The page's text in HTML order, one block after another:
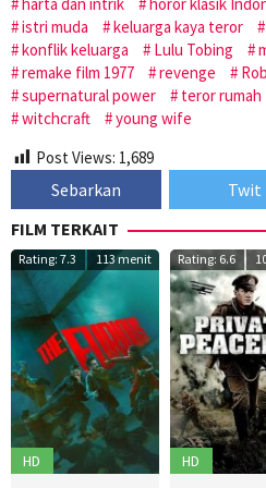
istri muda
keluarga kaya teror
konflik keluarga
Lulu Tobing
remake film 1977
revenge
supernatural power
teror rumah
witchcraft
young wife
Post Views: 1,689
Sebarkan Twit
FILM TERKAIT
Rating: 7.3 113 menit
HD
Rating: 6.6
HD